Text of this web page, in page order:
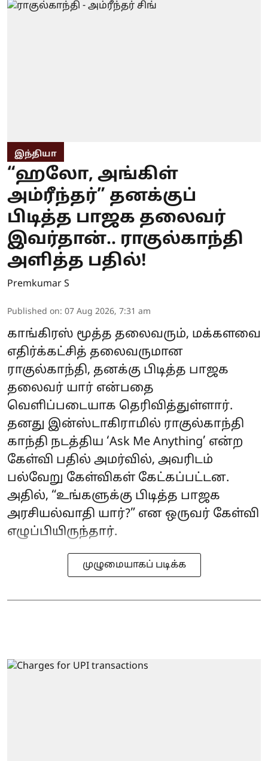
இந்தியா
“ஹலோ, அங்கிள்
அம்ரீந்தர்” தனக்குப்
பிடித்த பாஜக தலைவர்
இவர்தான்.. ராகுல்காந்தி
அளித்த பதில்!
Premkumar S
Published on: 07 Aug 2026, 7:31 am
காங்கிரஸ் மூத்த தலைவரும், மக்களவை
எதிர்க்கட்சித் தலைவருமான
ராகுல்காந்தி, தனக்கு பிடித்த பாஜக
தலைவர் யார் என்பதை
வெளிப்படையாக தெரிவித்துள்ளார்.
தனது இன்ஸ்டாகிராமில் ராகுல்காந்தி
காந்தி நடத்திய ‘Ask Me Anything’ என்ற
கேள்வி பதில் அமர்வில், அவரிடம்
பல்வேறு கேள்விகள் கேட்கப்பட்டன.
அதில், “உங்களுக்கு பிடித்த பாஜக
அரசியல்வாதி யார்?” என ஒருவர் கேள்வி
எழுப்பியிருந்தார்.
முழுமையாகப் படிக்க